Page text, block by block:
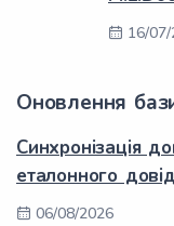
16/
Оновлення
Синхронізація
еталонного
06/08/2026